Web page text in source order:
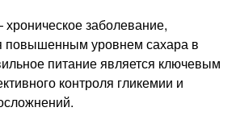
заболевание,
повышенным уровнем сахара в
питание является ключевым
контроля гликемии и